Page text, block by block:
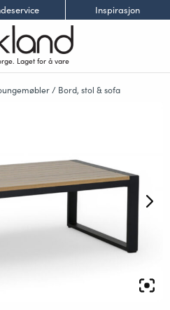
Inspirasjon
Laget for å vare
/ Bord, stol & sofa